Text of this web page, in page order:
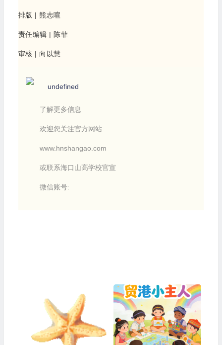
排版 | 熊志喧
责任编辑 | 陈菲
审核 | 向以慧
了解更多信息
欢迎您关注官方网站:
www.hnshangao.com
或联系海口山高学校官宣
微信账号: